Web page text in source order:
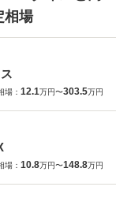
相場
場： 12.1万円〜303.5万円
場： 10.8万円〜148.8万円